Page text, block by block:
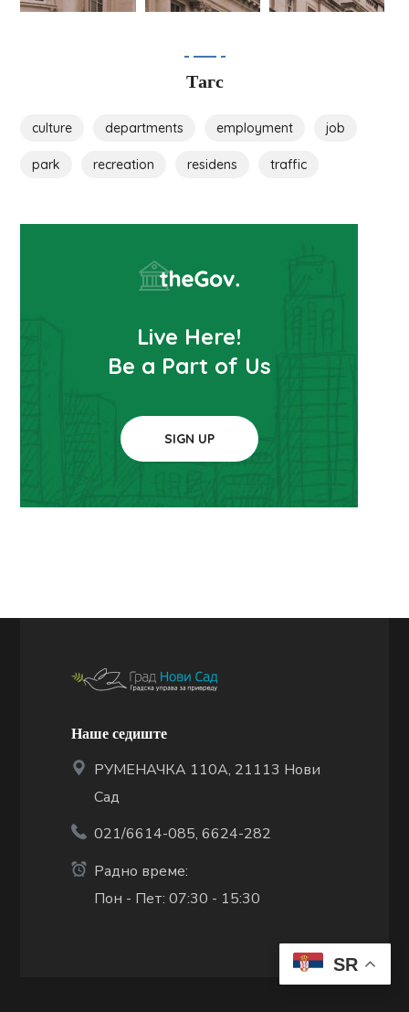
Тагс
culture departments employment job
park recreation residens traffic
Live Here!
Be a Part of Us
SIGN UP
Наше седиште
РУМЕНАЧКА 110А, 21113 Нови
Сад
021/6614-085, 6624-282
Радно време:
Пон - Пет: 07:30 - 15:30
SR